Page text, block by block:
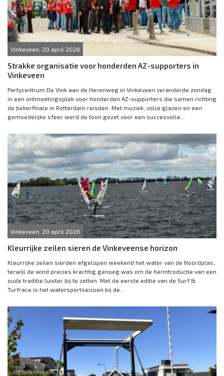
Vinkeveen, 20 april 2026
Strakke organisatie voor honderden AZ-supporters in
Vinkeveen
Partycentrum De Vink aan de Herenweg in Vinkeveen veranderde zondag
in een ontmoetingsplek voor honderden AZ-supporters die samen richting
de bekerfinale in Rotterdam reisden. Met muziek, volle glazen en een
gemoedelijke sfeer werd de toon gezet voor een succesvolle...
Vinkeveen, 20 april 2026
Kleurrijke zeilen sieren de Vinkeveense horizon
Kleurrijke zeilen sierden afgelopen weekend het water van de Noordplas,
terwijl de wind precies krachtig genoeg was om de herintroductie van een
oude traditie luister bij te zetten. Met de eerste editie van de Surf &
Turfrace is het watersportseizoen bij de...